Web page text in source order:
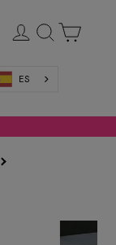
Ingresar
Buscar
ES